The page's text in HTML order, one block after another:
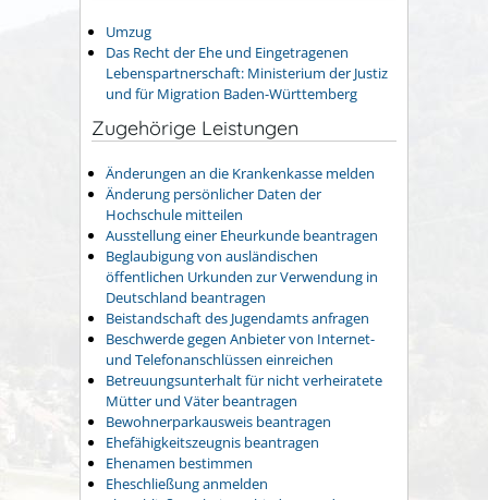
Umzug
Das Recht der Ehe und Eingetragenen
Lebenspartnerschaft: Ministerium der Justiz
und für Migration Baden-Württemberg
Zugehörige Leistungen
Änderungen an die Krankenkasse melden
Änderung persönlicher Daten der
Hochschule mitteilen
Ausstellung einer Eheurkunde beantragen
Beglaubigung von ausländischen
öffentlichen Urkunden zur Verwendung in
Deutschland beantragen
Beistandschaft des Jugendamts anfragen
Beschwerde gegen Anbieter von Internet-
und Telefonanschlüssen einreichen
Betreuungsunterhalt für nicht verheiratete
Mütter und Väter beantragen
Bewohnerparkausweis beantragen
Ehefähigkeitszeugnis beantragen
Ehenamen bestimmen
Eheschließung anmelden